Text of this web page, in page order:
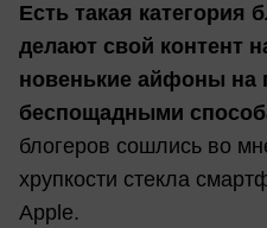
Есть такая категория
делают свой контент
новенькие айфоны на
беспощадными
блогеров сошлись во
хрупкости стекла
Apple.